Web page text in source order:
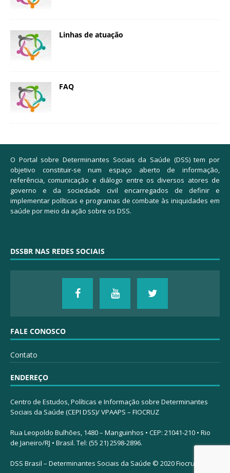
Linhas de atuação
FAQ
O Portal sobre Determinantes Sociais da Saúde (DSS) tem por
objetivo constituir-se num espaço aberto de informação,
referência, comunicação e diálogo entre os diversos atores de
governo e da sociedade civil encarregados de definir e
implementar políticas e programas de combate às iniquidades em
saúde por meio da ação sobre os DSS.
DSSBR NAS REDES SOCIAIS
FALE CONOSCO
Contato
ENDEREÇO
Centro de Estudos, Políticas e Informação sobre Determinantes
Sociais da Saúde (CEPI DSS)/ VPAAPS – FIOCRUZ
Rua Leopoldo Bulhões, 1480 – Manguinhos • CEP: 21041-210 • Rio
de Janeiro/RJ • Brasil. Tel: (55 21) 2598-2896.
DSS Brasil – Determinantes Sociais da Saúde © 2020 Fiocruz